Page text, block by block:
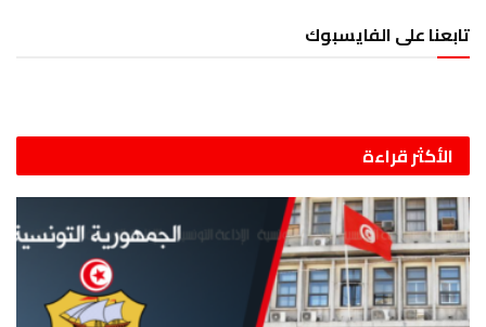
تابعنا على الفايسبوك
الأكثر قراءة